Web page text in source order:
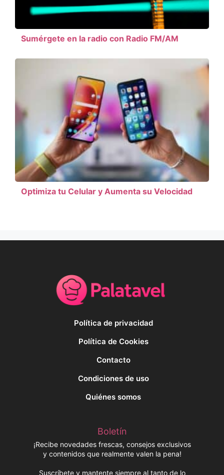
Sumérgete en la radio con Radio FM/AM
Optimiza tu Celular y Aumenta su Velocidad
Política de privacidad
Política de Cookies
Contacto
Condiciones de uso
Quiénes somos
Boletín
¡Recibe novedades frescas, consejos exclusivos
y contenidos que realmente valen la pena!
Suscríbete y mantente siempre al tanto de lo